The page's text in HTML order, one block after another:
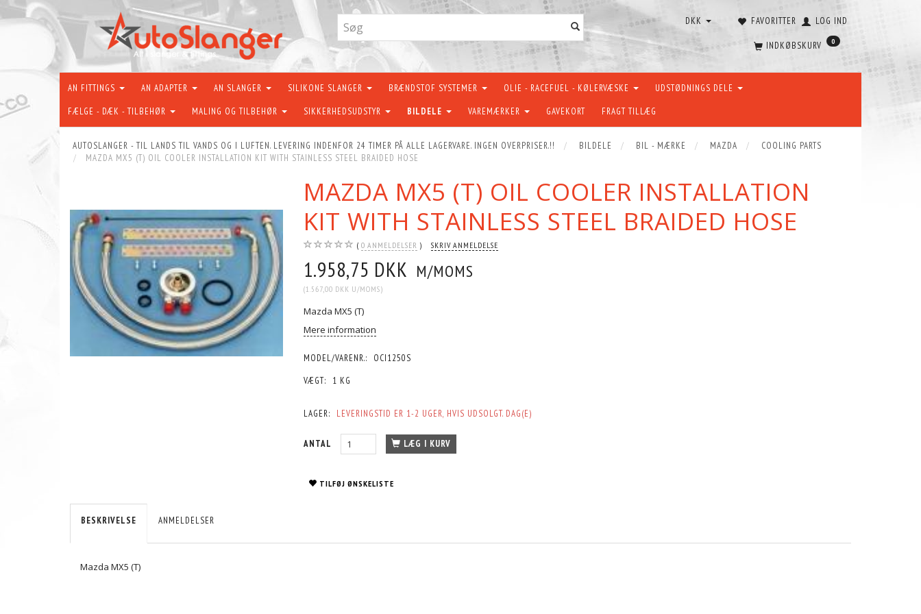
FAVORITTER LOG IND
DKK
INDKØBSKURV 0
AN FITTINGS AN ADAPTER AN SLANGER SILIKONE SLANGER BRÆNDSTOF SYSTEMER OLIE - RACEFUEL - KØLERVÆSKE UDSTØDNINGS DELE
FÆLGE - DÆK - TILBEHØR MALING OG TILBEHØR SIKKERHEDSUDSTYR BILDELE VAREMÆRKER GAVEKORT FRAGT TILLÆG
AUTOSLANGER - TIL LANDS TIL VANDS OG I LUFTEN. LEVERING INDENFOR 24 TIMER PÅ ALLE LAGERVARE. INGEN OVERPRISER.!! BILDELE BIL - MÆRKE MAZDA
COOLING PARTS
MAZDA MX5 (T) OIL COOLER INSTALLATION KIT WITH STAINLESS STEEL BRAIDED HOSE
MAZDA MX5 (T) OIL COOLER INSTALLATION
KIT WITH STAINLESS STEEL BRAIDED HOSE
0 ANMELDELSER SKRIV ANMELDELSE
1.958,75 DKK M/MOMS
(1.567,00 DKK U/MOMS)
Mazda MX5 (T)
Mere information
MODEL/VARENR.:
OCI1250S
VÆGT:
1 KG
LAGER: LEVERINGSTID ER 1-2 UGER, HVIS UDSOLGT. DAG(E)
ANTAL LÆG I KURV
TILFØJ ØNSKELISTE
BESKRIVELSE ANMELDELSER
Mazda MX5 (T)